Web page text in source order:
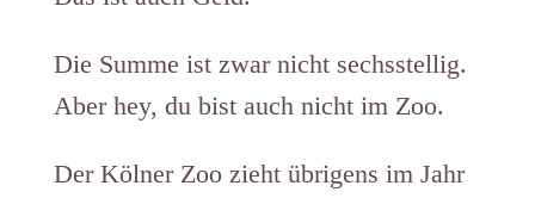
Die Summe ist zwar nicht sechsstellig.
Aber hey, du bist auch nicht im Zoo.
Der Kölner Zoo zieht übrigens im Jahr